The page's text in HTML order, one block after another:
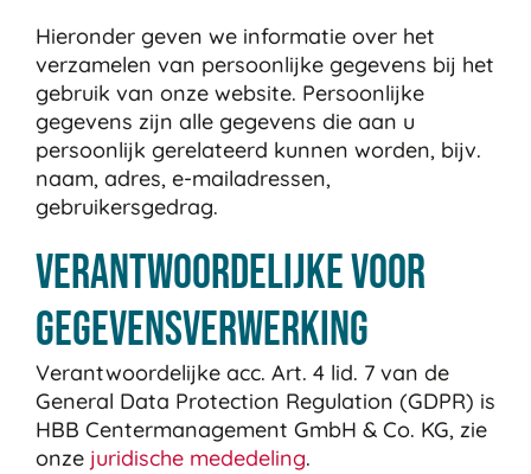
Hieronder geven we informatie over het
verzamelen van persoonlijke gegevens bij het
gebruik van onze website. Persoonlijke
gegevens zijn alle gegevens die aan u
persoonlijk gerelateerd kunnen worden, bijv.
naam, adres, e-mailadressen,
gebruikersgedrag.
Verantwoordelijke voor
gegevensverwerking
Verantwoordelijke acc. Art. 4 lid. 7 van de
General Data Protection Regulation (GDPR) is
HBB Centermanagement GmbH & Co. KG, zie
onze juridische mededeling.